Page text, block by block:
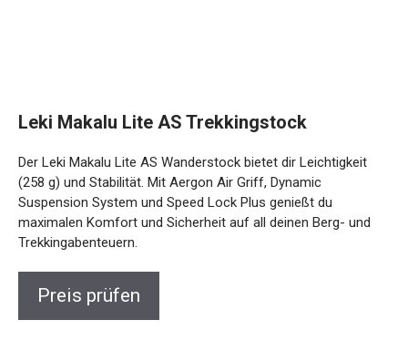
(258 g) und Stabilität. Mit Aergon Air Griff, Dynamic
Suspension System und Speed Lock Plus genießt du
maximalen Komfort und Sicherheit auf all deinen Berg- und
Trekkingabenteuern.